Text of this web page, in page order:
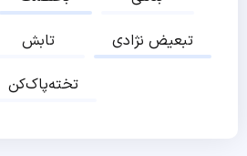
تابش
تبعیض نژادی
تخته‌پاک‌کن